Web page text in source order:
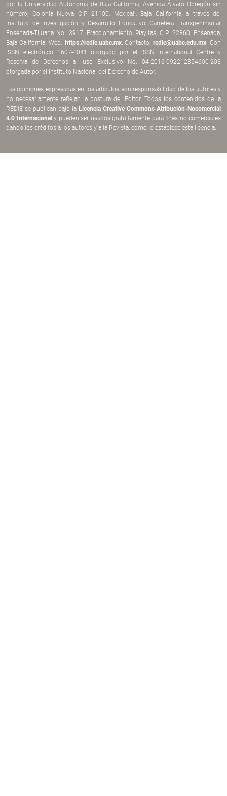
por la Universidad Autónoma de Baja California, Avenida Álvaro Obregón sin
número, Colonia Nueva C.P. 21100, Mexicali, Baja California, a través del
Instituto de Investigación y Desarrollo Educativo, Carretera Transpeninsular
Ensenada-Tijuana No. 3917, Fraccionamiento Playitas, C.P. 22860, Ensenada,
Baja California. Web: https://redie.uabc.mx, Contacto: redie@uabc.edu.mx. Con
ISSN electrónico 1607-4041 otorgado por el ISSN International Centre y
Reserva de Derechos al uso Exclusivo No. 04-2016-092212354600-203
otorgada por el Instituto Nacional del Derecho de Autor.
Las opiniones expresadas en los artículos son responsabilidad de los autores y
no necesariamente reflejan la postura del Editor. Todos los contenidos de la
REDIE se publican bajo la Licencia Creative Commons Atribución-Nocomercial
4.0 Internacional y pueden ser usados gratuitamente para fines no comerciales
dando los créditos a los autores y a la Revista, como lo establece esta licencia.